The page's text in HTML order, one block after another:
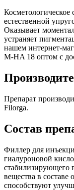
Косметологическое
естественной
Оказывает
устраняет
нашем интернет-
M-HA 18 оптом с
Препарат
Filorga.
Состав
Филлер для
гиалуроновой
стабилизирующего
вещества в составе
способствуют